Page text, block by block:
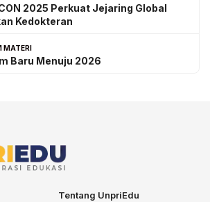
2025 Perkuat Jejaring Global
Kedokteran
MATERI
Baru Menuju 2026
Tentang UnpriEdu